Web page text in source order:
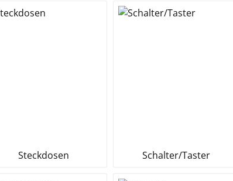
Steckdosen Schalter/Taster